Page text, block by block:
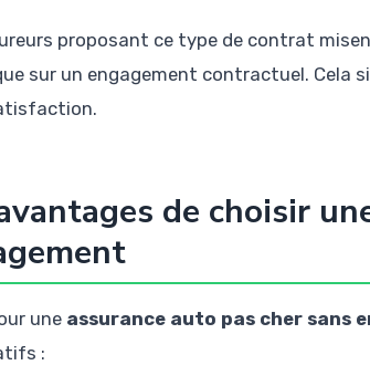
proposant ce type de contrat
sur un engagement contractuel.
de choisir
une assurance auto pas cher sans
: